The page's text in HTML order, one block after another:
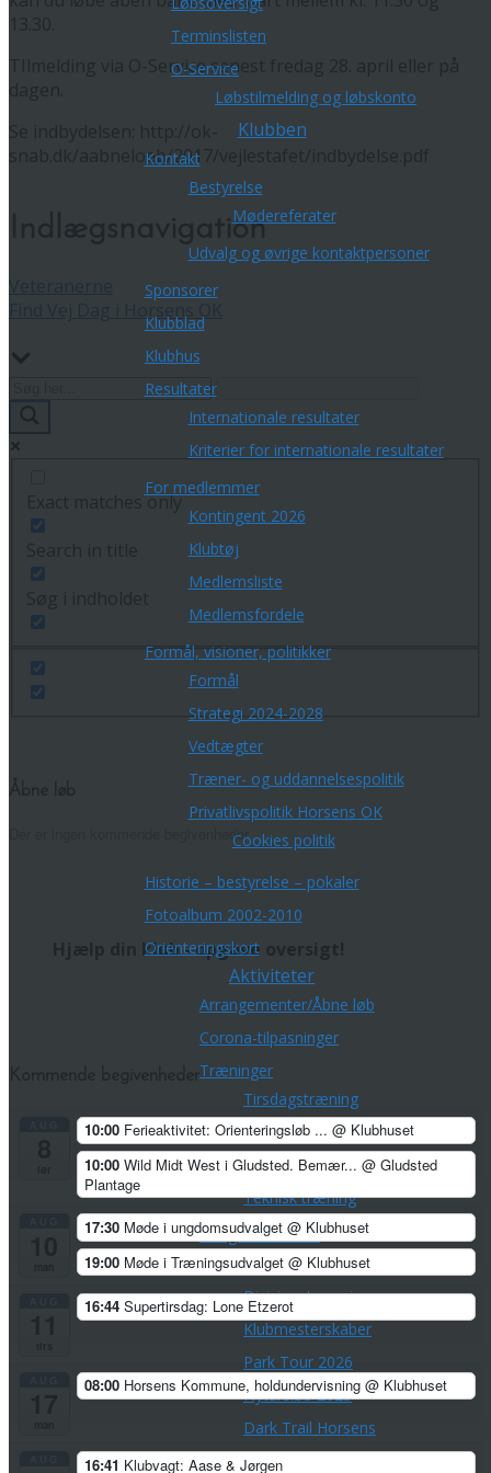
Terminslisten
O-Service
Løbstilmelding og løbskonto
Klubben
Kontakt
Bestyrelse
Mødereferater
Udvalg og øvrige kontaktpersoner
Sponsorer
Klubblad
Klubhus
Resultater
Internationale resultater
Kriterier for internationale resultater
For medlemmer
Kontingent 2026
Klubtøj
Medlemsliste
Medlemsfordele
Formål, visioner, politikker
Formål
Strategi 2024-2028
Vedtægter
Træner- og uddannelsespolitik
Privatlivspolitik Horsens OK
Cookies politik
Historie – bestyrelse – pokaler
Fotoalbum 2002-2010
Orienteringskort
Aktiviteter
Arrangementer/Åbne løb
Corona-tilpasninger
Træninger
Tirsdagstræning
Torsdagstræning
Lørdagstræning
Teknisk træning
Øvrige aktiviteter
Championpokalen
Divisionsturneringen
Klubmesterskaber
Park Tour 2026
Nytårsløb 2025
Dark Trail Horsens
Klubfest for voksne
TIlmelding via O-Service senest fredag 28. april eller på
snab.dk/aabneloeb/2017/vejlestafet/indbydelse.pdf
Indlægsnavigation
Exact matches only
Der er ingen kommende begivenheder.
Hjælp din klub - opgave oversigt!
10:00 Ferieaktivitet: Orienteringsløb ... @ Klubhuset
10:00 Wild Midt West i Gludsted. Bemær... @ Gludsted
Plantage
17:30 Møde i ungdomsudvalget @ Klubhuset
19:00 Møde i Træningsudvalget @ Klubhuset
16:44 Supertirsdag: Lone Etzerot
08:00 Horsens Kommune, holdundervisning @ Klubhuset
16:41 Klubvagt: Aase & Jørgen